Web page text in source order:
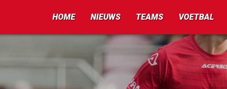
HOME NIEUWS TEAMS VOETBAL